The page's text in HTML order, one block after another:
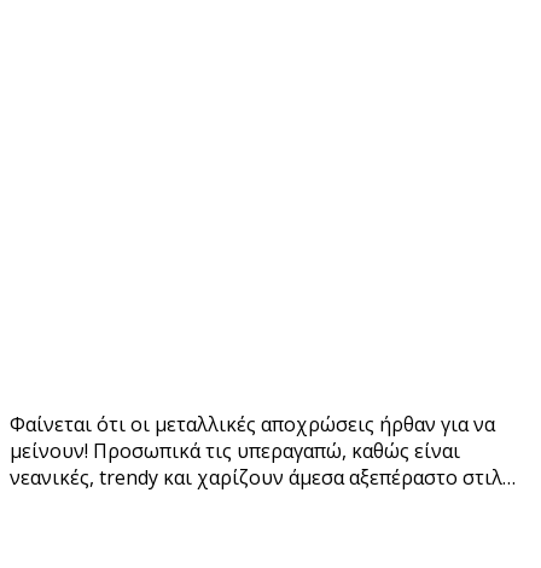
Φαίνεται ότι οι μεταλλικές αποχρώσεις ήρθαν για να
μείνουν! Προσωπικά τις υπεραγαπώ, καθώς είναι
νεανικές, trendy και χαρίζουν άμεσα αξεπέραστο στιλ…